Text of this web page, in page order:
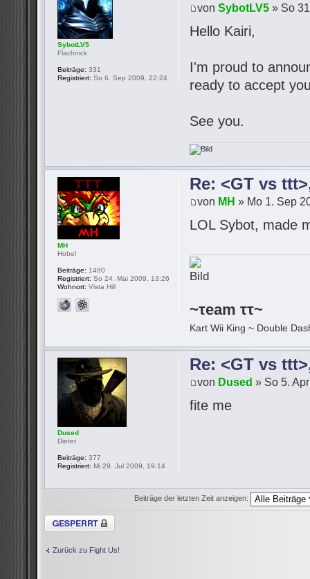
vonSybotLV5 » So
Hello Kairi,
I'm proud to
ready to accept
See you.
SybotLV5
Flachnick
Beiträge: 331
Registriert: So 6. Sep 2009, 22:24
Re: <GT vs
von MH » Mo 1. Sep
LOL Sybot, made
~τeam ττ~
Kart Wii King ~ Double
MH
Hobel
Beiträge: 1490
Registriert: So 24. Mai 2009, 13:26
Wohnort: Vista Hill
Re: <GT vs
von Dused » So 5.
fite me
Dused
Dieter
Beiträge: 377
Registriert: Mi 29. Jul 2009, 19:14
Beiträge der letzten Zeit anzeigen:
Thema gesperrt
Zurück zu Fight Us!